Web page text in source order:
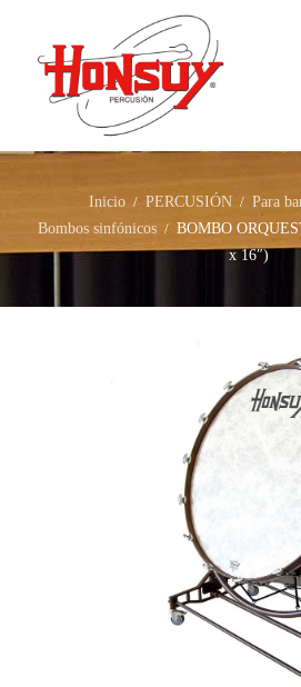
Inicio / PERCUSIÓN / Para
Bombos sinfónicos / BOMBO
x 16″)